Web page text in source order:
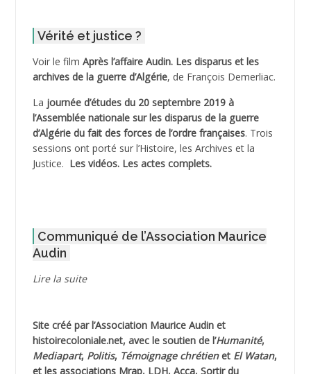
ADELIOUAT Vve AIT SAADA
ADJANI Khaled
ADJAOUT
ADNI Mohamed Akli
ADOUL Arab *
AGOULMINE
AHLOUCHE Mabrouk *
AIBLIED Ahmed
Vérité et justice ?
Voir le film Après l’affaire Audin. Les disparus et les
archives de la guerre d’Algérie, de François Demerliac.
La journée d’études du 20 septembre 2019 à
l’Assemblée nationale sur les disparus de la guerre
d’Algérie du fait des forces de l’ordre françaises. Trois
sessions ont porté sur l’Histoire, les Archives et la
Justice. Les vidéos. Les actes complets.
Communiqué de l’Association Maurice
Audin
Lire la suite
Site créé par l’Association Maurice Audinet
histoirecoloniale.net, avec le soutien de l’Humanité,
Mediapart, Politis, Témoignage chrétienet El Watan,
et les associations Mrap, LDH, Acca, Sortir du